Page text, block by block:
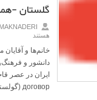
گلستان -
هستند
خانم‌ها و
دانشور و
договор (گولستانسکی داگاوُر)، می‌رسیم که ۳